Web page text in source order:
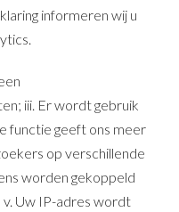
informeren wij u
iii. Er wordt gebruik
functie geeft ons meer
op verschillende
worden gekoppeld
v. Uw IP-adres wordt